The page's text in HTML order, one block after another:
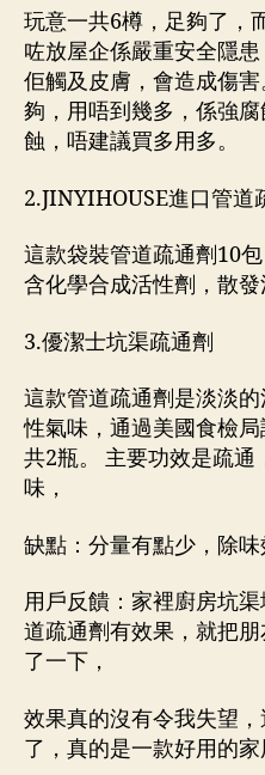
玩意一共6樽，足夠了，
咗放屋企係嚴重安全隱
佢觸及皮膚，會造成傷
夠，用唔到幾多，係強
蝕，唔建議買多用多。
2.JINYIHOUSE進口管道
這款袋裝管道疏通劑10
含化學合成活性劑，散發
3.優潔士坑渠疏通劑
這款管道疏通劑是淡淡
性氣味，通過美國食檢
共2瓶。 主要功效是疏
味，
缺點：分量有點少，除味
用戶反饋：家裡廚房坑
道疏通劑有效果，就把
了一下，
效果真的沒有令我失望
了，真的是一款好用的家